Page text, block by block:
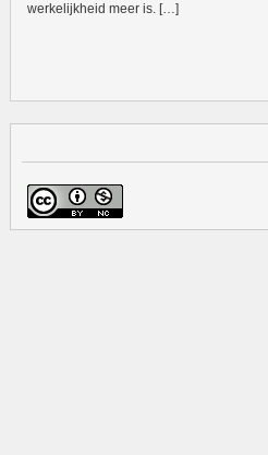
werkelijkheid meer is. […]